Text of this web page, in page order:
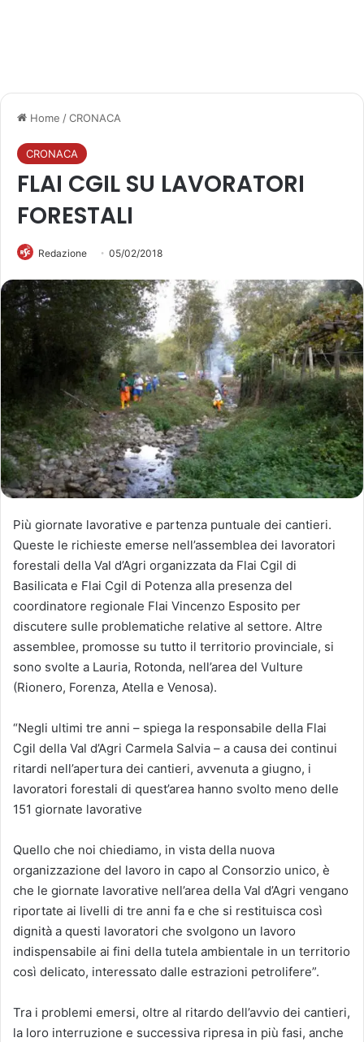
Home /CRONACA
CRONACA
FLAI CGIL SU LAVORATORI
FORESTALI
Redazione 05/02/2018
Più giornate lavorative e partenza puntuale dei cantieri.
Queste le richieste emerse nell’assemblea dei lavoratori
forestali della Val d’Agri organizzata da Flai Cgil di
Basilicata e Flai Cgil di Potenza alla presenza del
coordinatore regionale Flai Vincenzo Esposito per
discutere sulle problematiche relative al settore. Altre
assemblee, promosse su tutto il territorio provinciale, si
sono svolte a Lauria, Rotonda, nell’area del Vulture
(Rionero, Forenza, Atella e Venosa).
“Negli ultimi tre anni – spiega la responsabile della Flai
Cgil della Val d’Agri Carmela Salvia – a causa dei continui
ritardi nell’apertura dei cantieri, avvenuta a giugno, i
lavoratori forestali di quest’area hanno svolto meno delle
151 giornate lavorative
Quello che noi chiediamo, in vista della nuova
organizzazione del lavoro in capo al Consorzio unico, è
che le giornate lavorative nell’area della Val d’Agri vengano
riportate ai livelli di tre anni fa e che si restituisca così
dignità a questi lavoratori che svolgono un lavoro
indispensabile ai fini della tutela ambientale in un territorio
così delicato, interessato dalle estrazioni petrolifere”.
Tra i problemi emersi, oltre al ritardo dell’avvio dei cantieri,
la loro interruzione e successiva ripresa in più fasi, anche